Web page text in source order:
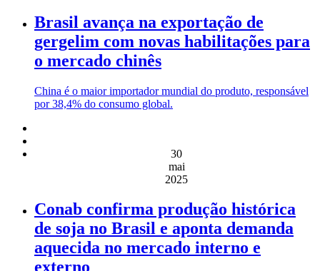
Brasil avança na exportação de
gergelim com novas habilitações para
o mercado chinês
China é o maior importador mundial do produto, responsável
por 38,4% do consumo global.
30
mai
2025
Conab confirma produção histórica
de soja no Brasil e aponta demanda
aquecida no mercado interno e
externo